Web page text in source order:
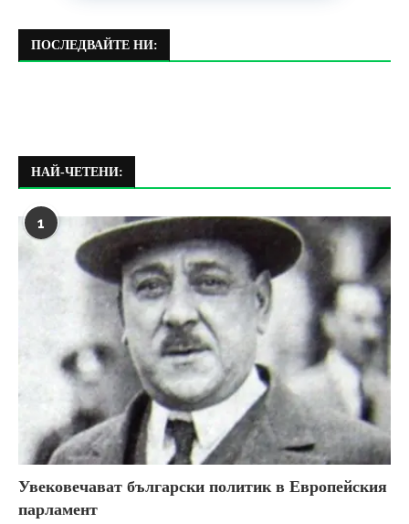
ПОСЛЕДВАЙТЕ НИ:
НАЙ-ЧЕТЕНИ:
1
Увековечават български политик в Европейския
парламент